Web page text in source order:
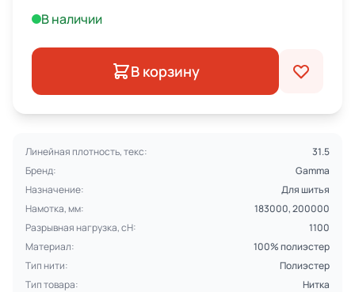
В наличии
В корзину
Линейная плотность, текс:
31.5
Бренд:
Gamma
Назначение:
Для шитья
Намотка, мм:
183000, 200000
Разрывная нагрузка, сН:
1100
Материал:
100% полиэстер
Тип нити:
Полиэстер
Тип товара:
Нитка